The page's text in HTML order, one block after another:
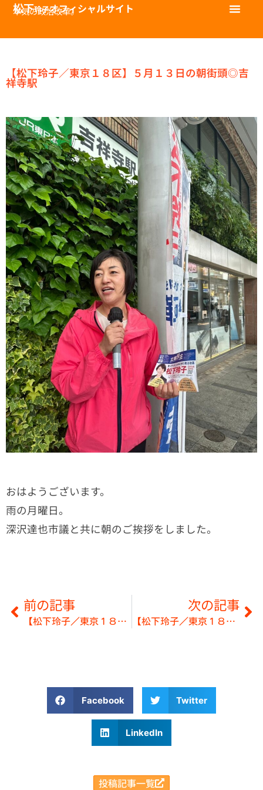
松下玲子オフィシャルサイト
本気の政治改革。
【松下玲子／東京１８区】５月１３日の朝街頭◎吉
祥寺駅
おはようございます。
雨の月曜日。
深沢達也市議と共に朝のご挨拶をしました。
前の記事
【松下玲子／東京１８区】朝街頭の予定◎5月13日～5月17日
次の記事
【松下玲子／東京１８区】ミニ集会＠小金井市
Facebook Twitter
LinkedIn
投稿記事一覧